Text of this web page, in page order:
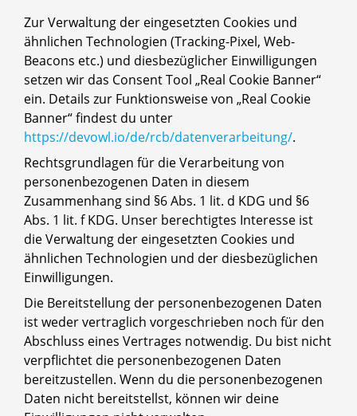
Zur Verwaltung der eingesetzten Cookies und
ähnlichen Technologien (Tracking-Pixel, Web-
Beacons etc.) und diesbezüglicher Einwilligungen
setzen wir das Consent Tool „Real Cookie Banner“
ein. Details zur Funktionsweise von „Real Cookie
Banner“ findest du unter
https://devowl.io/de/rcb/datenverarbeitung/.
Rechtsgrundlagen für die Verarbeitung von
personenbezogenen Daten in diesem
Zusammenhang sind §6 Abs. 1 lit. d KDG und §6
Abs. 1 lit. f KDG. Unser berechtigtes Interesse ist
die Verwaltung der eingesetzten Cookies und
ähnlichen Technologien und der diesbezüglichen
Einwilligungen.
Die Bereitstellung der personenbezogenen Daten
ist weder vertraglich vorgeschrieben noch für den
Abschluss eines Vertrages notwendig. Du bist nicht
verpflichtet die personenbezogenen Daten
bereitzustellen. Wenn du die personenbezogenen
Daten nicht bereitstellst, können wir deine